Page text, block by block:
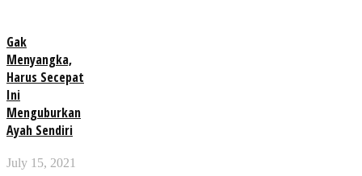
Gak
Menyangka,
Harus Secepat
Ini
Menguburkan
Ayah Sendiri
July 15, 2021